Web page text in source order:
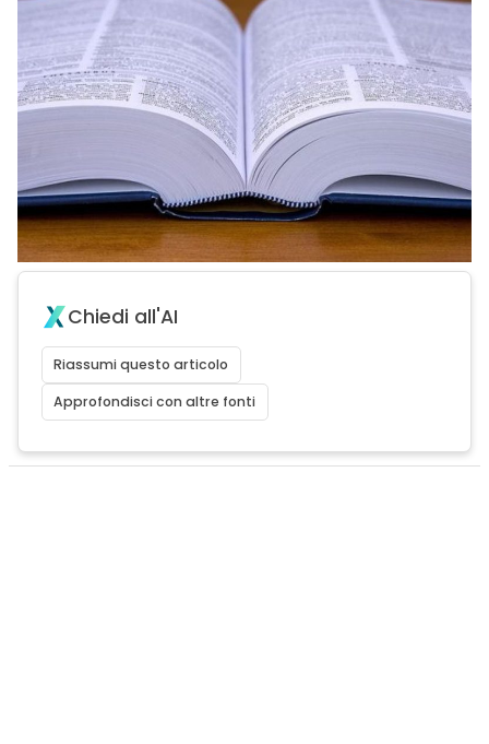
Chiedi all'AI
Riassumi questo articolo
Approfondisci con altre fonti